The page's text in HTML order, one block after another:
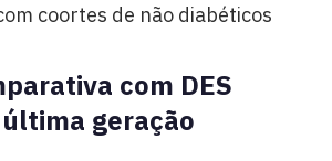
coortes de não diabéticos
com DES
geração